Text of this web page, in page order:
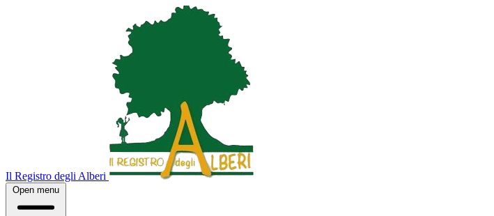
Il Registro degli Alberi
Open menu